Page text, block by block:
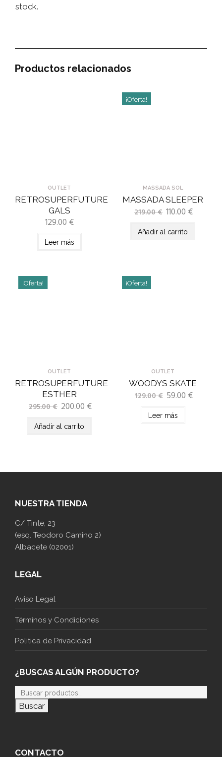
stock.
Productos relacionados
OUTLET
RETROSUPERFUTURE
GALS
129.00 €
Leer más
MASSADA SOL
MASSADA SLEEPER
219.00€ 110.00 €
¡Oferta!
Añadir al carrito
OUTLET
RETROSUPERFUTURE
ESTHER
295.00€ 200.00 €
¡Oferta!
Añadir al carrito
OUTLET
WOODYS SKATE
129.00€ 59.00 €
¡Oferta!
Leer más
NUESTRA TIENDA
C/ Tinte, 23
(esq. Teodoro Camino 2)
Albacete (02001)
LEGAL
Aviso Legal
Términos y Condiciones
Politica de Privacidad
¿BUSCAS ALGÚN PRODUCTO?
Buscar
CONTACTO